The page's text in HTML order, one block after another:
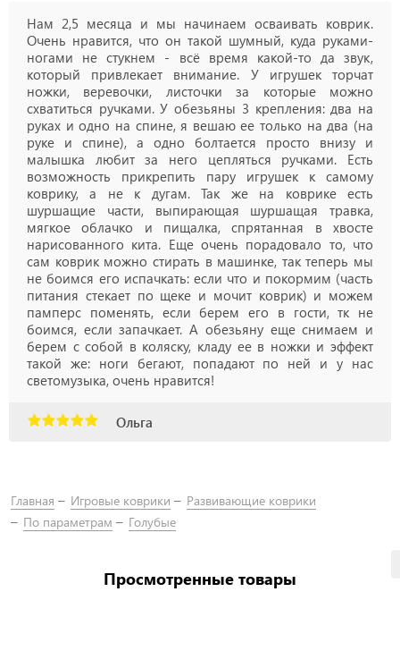
Нам 2,5 месяца и мы начинаем осваивать коврик.
Очень нравится, что он такой шумный, куда руками-
ногами не стукнем - всё время какой-то да звук,
который привлекает внимание. У игрушек торчат
ножки, веревочки, листочки за которые можно
схватиться ручками. У обезьяны 3 крепления: два на
руках и одно на спине, я вешаю ее только на два (на
руке и спине), а одно болтается просто внизу и
малышка любит за него цепляться ручками. Есть
возможность прикрепить пару игрушек к самому
коврику, а не к дугам. Так же на коврике есть
шуршащие части, выпирающая шуршащая травка,
мягкое облачко и пищалка, спрятанная в хвосте
нарисованного кита. Еще очень порадовало то, что
сам коврик можно стирать в машинке, так теперь мы
не боимся его испачкать: если что и покормим (часть
питания стекает по щеке и мочит коврик) и можем
памперс поменять, если берем его в гости, тк не
боимся, если запачкает. А обезьяну еще снимаем и
берем с собой в коляску, кладу ее в ножки и эффект
такой же: ноги бегают, попадают по ней и у нас
светомузыка, очень нравится!
Ольга
Главная Игровые коврики
Развивающие коврики
По параметрам
Голубые
Просмотренные товары